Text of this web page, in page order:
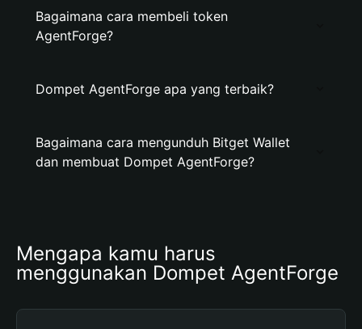
Bagaimana cara membeli token
AgentForge?
Dompet AgentForge apa yang terbaik?
Bagaimana cara mengunduh Bitget Wallet
dan membuat Dompet AgentForge?
Mengapa kamu harus
menggunakan Dompet AgentForge